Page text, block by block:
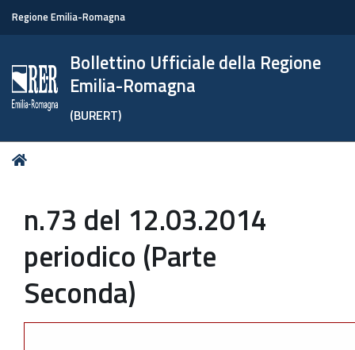
Regione Emilia-Romagna
Bollettino Ufficiale della Regione
Emilia-Romagna
(BURERT)
Tu
n.73 del 12.03.2014
periodico (Parte
Seconda)